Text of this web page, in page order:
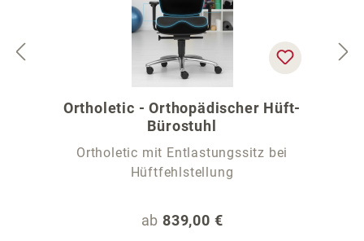
Ortholetic - Orthopädischer Hüft-
Bürostuhl
Ortholetic mit Entlastungssitz bei
Hüftfehlstellung
Regulärer Preis:
ab 839,00 €